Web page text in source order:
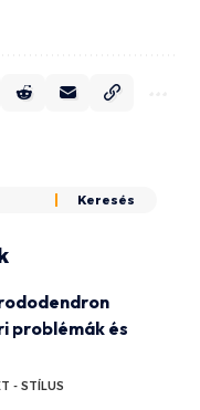
problémák és
- STÍLUS